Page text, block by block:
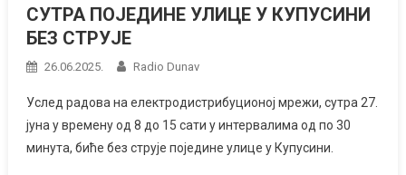
СУТРА ПОЈЕДИНЕ УЛИЦЕ У КУПУСИНИ
БЕЗ СТРУЈЕ
26.06.2025. Radio Dunav
Услед радова на електродистрибуционој мрежи, сутра 27.
јуна у времену од 8 до 15 сати у интервалима од по 30
минута, биће без струје поједине улице у Купусини.